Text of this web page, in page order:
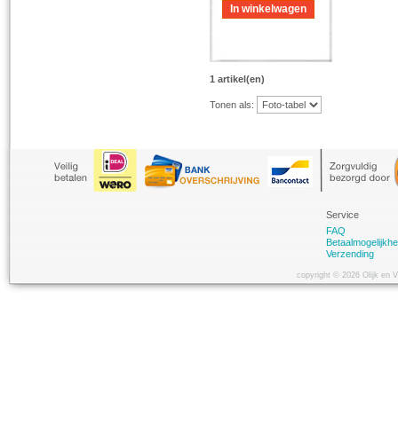
In winkelwagen
1 artikel(en)
Tonen als:
Service
FAQ
Verzending
copyright © 2026 Olijk en